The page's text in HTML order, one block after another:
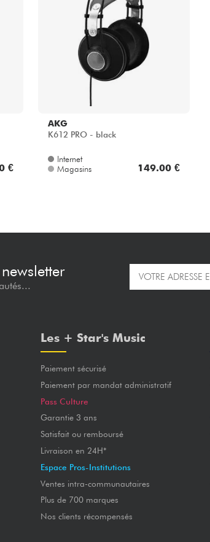
€
AKG
K612 PRO - black
Internet
Magasins
149.00 €
Les + Star's Music
Paiement sécurisé
Paiement par mandat administratif
Pass Culture
Garantie 3 ans
Satisfait ou remboursé
Livraison en 24H*
Espace Pros-Institutions
Ventes intra-communautaires
Plus de 700 marques
Nos clients récompensés